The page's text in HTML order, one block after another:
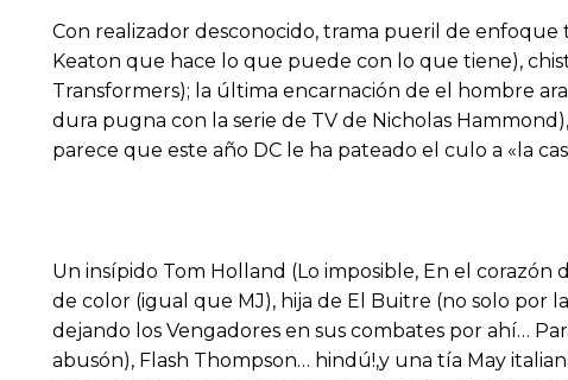
Con realizador desconocido, trama pueril de
Keaton que hace lo que puede con lo que tiene),
Transformers); la última encarnación de el hombre
dura pugna con la serie de TV de Nicholas
parece que este año DC le ha pateado el culo a «la
Un insípido Tom Holland (Lo imposible, En el
de color (igual que MJ), hija de El Buitre (no solo por
dejando los Vengadores en sus combates por ahí…
abusón), Flash Thompson… hindú!,y una tía May